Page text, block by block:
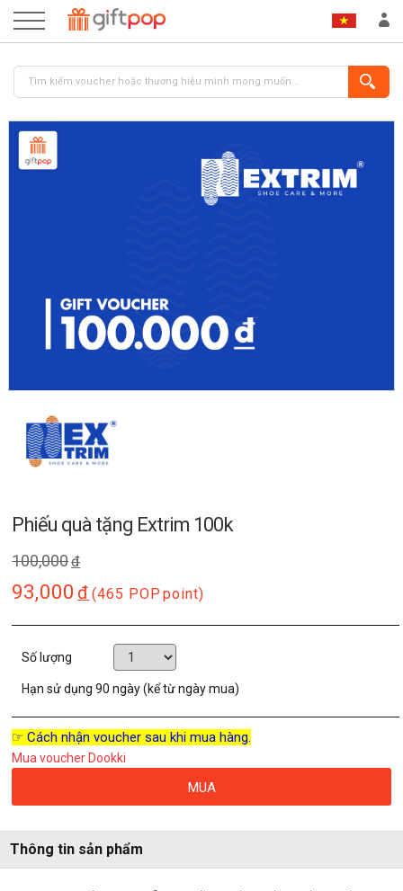
Phiếu quà tặng Extrim 100k
100,000đ
93,000 đ (465 POP point)
Số lượng
Hạn sử dụng90 ngày (kể từ ngày mua)
☞ Cách nhận voucher sau khi mua hàng.
Mua voucher Dookki
MUA
Thông tin sản phẩm